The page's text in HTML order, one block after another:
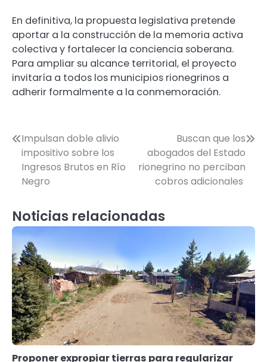
En definitiva, la propuesta legislativa pretende
aportar a la construcción de la memoria activa
colectiva y fortalecer la conciencia soberana.
Para ampliar su alcance territorial, el proyecto
invitaría a todos los municipios rionegrinos a
adherir formalmente a la conmemoración.
Navegación
de
entradas
Impulsan doble alivio
impositivo sobre los
Ingresos Brutos en Río
Negro
Buscan que los
abogados del Estado
rionegrino no perciban
cobros adicionales
Noticias relacionadas
Proponer expropiar tierras para regularizar